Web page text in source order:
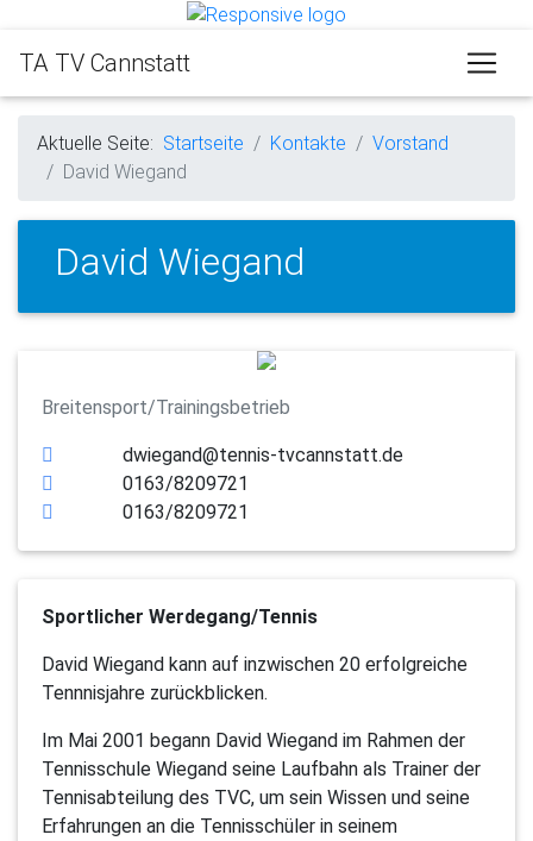
TA TV Cannstatt
Aktuelle Seite: Startseite Kontakte
Vorstand
David Wiegand
David Wiegand
Breitensport/Trainingsbetrieb
dwiegand@tennis-tvcannstatt.de
0163/8209721
0163/8209721
Sportlicher Werdegang/Tennis
David Wiegand kann auf inzwischen 20 erfolgreiche
Tennnisjahre zurückblicken.
Im Mai 2001 begann David Wiegand im Rahmen der
Tennisschule Wiegand seine Laufbahn als Trainer der
Tennisabteilung des TVC, um sein Wissen und seine
Erfahrungen an die Tennisschüler in seinem